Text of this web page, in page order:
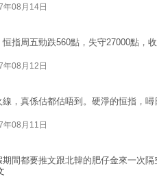
年08月14日
指周五勁跌560點，失守27000點，
年08月12日
，真係估都估唔到。硬淨的恒指，噚
年08月11日
間都要推文跟北韓的肥仔金來一次隔